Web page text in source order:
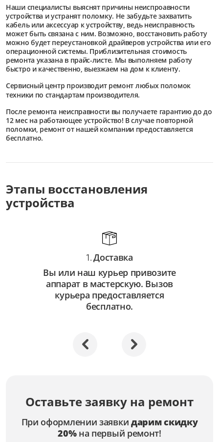
Наши специалисты выяснят причины неиспроавности
устройства и устранят поломку. Не забудьте захватить
кабель или аксессуар к устройству, ведь неисправность
может быть связана с ним. Возможно, восстановить работу
можно будет переустановкой драйверов устройства или его
операционной системы. Приблизительная стоимость
ремонта указана в прайс-листе. Мы выполняем работу
быстро и качественно, выезжаем на дом к клиенту.
Сервисный центр производит ремонт любых поломок
техники по стандартам производителя.
После ремонта неисправности вы получаете гарантию до до
12 мес на работающее устройство! В случае повторной
поломки, ремонт от нашей компании предоставляется
бесплатно.
Этапы восстановления
устройства
1.Доставка
Вы или наш курьер привозите
аппарат в мастерскую. Вызов
курьера предоставляется
бесплатно.
Оставьте заявку на ремонт
При оформлении заявки дарим скидку
20%на первый ремонт!